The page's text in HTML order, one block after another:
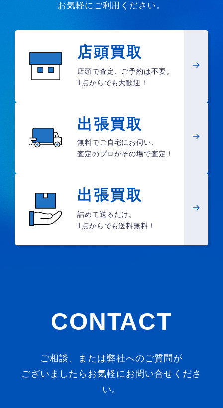
お気軽にご利用ください。
店頭買取
店頭で査定、ご予約は不要。
1点からでも大歓迎！
出張買取
無料でご自宅にお伺い、
査定のプロがその場で査定！
出張買取
詰めて送るだけ。
1点からでも送料無料！
CONTACT
ご相談、または弊社へのご質問が
ございましたらお気軽にお問い合せくださ
い。